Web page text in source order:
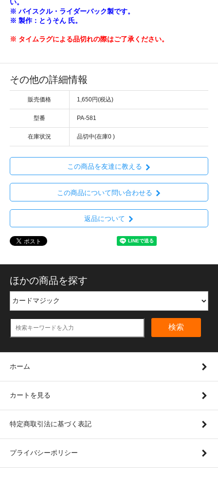
い。
※ バイスクル・ライダーバック製です。
※ 製作：とうそん 氏。
※ タイムラグによる品切れの際はご了承ください。
その他の詳細情報
販売価格 1,650円(税込)
型番 PA-581
在庫状況 品切中(在庫0 )
この商品を友達に教える
この商品について問い合わせる
返品について
ほかの商品を探す
検索
ホーム
カートを見る
特定商取引法に基づく表記
プライバシーポリシー